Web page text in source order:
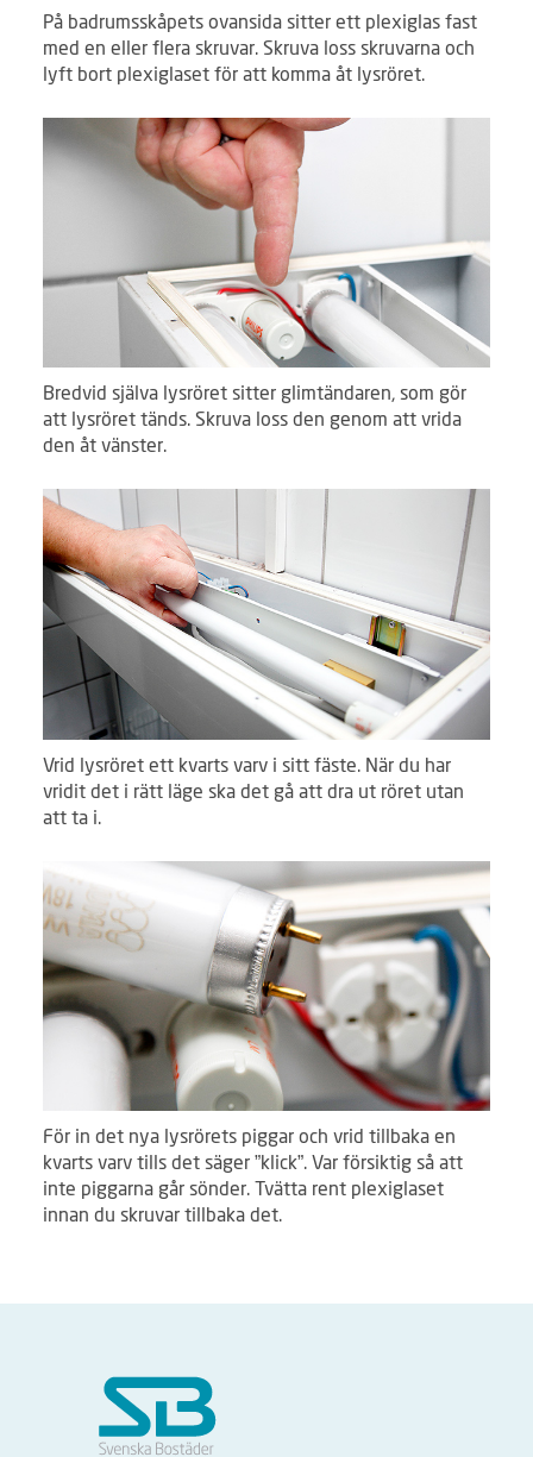
På badrumsskåpets ovansida sitter ett plexiglas fast
med en eller flera skruvar. Skruva loss skruvarna och
lyft bort plexiglaset för att komma åt lysröret.
Bredvid själva lysröret sitter glimtändaren, som gör
att lysröret tänds. Skruva loss den genom att vrida
den åt vänster.
Vrid lysröret ett kvarts varv i sitt fäste. När du har
vridit det i rätt läge ska det gå att dra ut röret utan
att ta i.
För in det nya lysrörets piggar och vrid tillbaka en
kvarts varv tills det säger ”klick”. Var försiktig så att
inte piggarna går sönder. Tvätta rent plexiglaset
innan du skruvar tillbaka det.